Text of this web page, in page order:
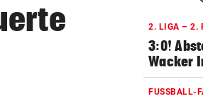
2. LIGA – 2.
3:0!
Wacker
FUSSBALL-